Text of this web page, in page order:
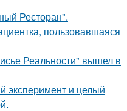
Ресторан".
пользовавшаяся
Реальности" вышел в
эксперимент и целый